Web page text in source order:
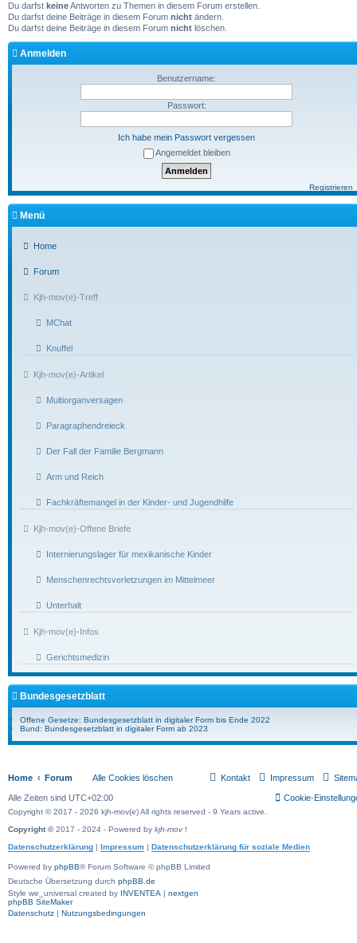
Du darfst keineAntworten zu Themen in diesem Forum erstellen.
Du darfst deine Beiträge in diesem Forum nicht ändern.
Du darfst deine Beiträge in diesem Forum nicht löschen.
Anmelden
Benutzername:
Passwort:
Ich habe mein Passwort vergessen
Angemeldet bleiben
Registrieren
Menü
Home
Forum
Kjh-mov(e)-Treff
MChat
Knuffel
Kjh-mov(e)-Artikel
Multiorganversagen
Paragraphendreieck
Der Fall der Familie Bergmann
Arm und Reich
Fachkräftemangel in der Kinder- und Jugendhilfe
Kjh-mov(e)-Offene Briefe
Internierungslager für mexikanische Kinder
Menschenrechtsverletzungen im Mittelmeer
Unterhalt
Kjh-mov(e)-Infos
Gerichtsmedizin
Bundesgesetzblatt
Offene Gesetze: Bundesgesetzblatt in digitaler Form bis Ende 2022
Bund: Bundesgesetzblatt in digitaler Form ab 2023
Home Forum Impressum
Kontakt
Alle Cookies löschen
Alle Zeiten sind UTC+02:00 Cookie-
Copyright © 2017 - 2026 kjh-mov(e) All rights reserved - 9 Years active.
Copyright ©2017 - 2024 - Powered by kjh-mov!
Datenschutzerklärung | Impressum | Datenschutzerklärung für soziale Medien
Powered by phpBB® Forum Software © phpBB Limited
Deutsche Übersetzung durch phpBB.de
Style we_universal created by INVENTEA | nextgen
phpBB SiteMaker
Datenschutz | Nutzungsbedingungen